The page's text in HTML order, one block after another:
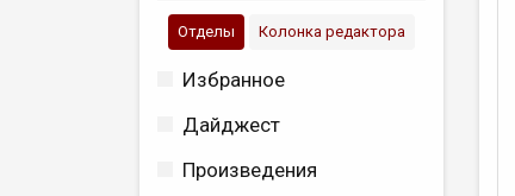
Отделы Колонка редактора
Избранное
Дайджест
Произведения